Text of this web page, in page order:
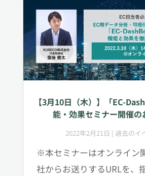
【3月10日（木）】「EC-
能・効果セミナー開催の
2022年2月21日 | 過去のイ
※本セミナーはオンライン
社からお送りするURLを、